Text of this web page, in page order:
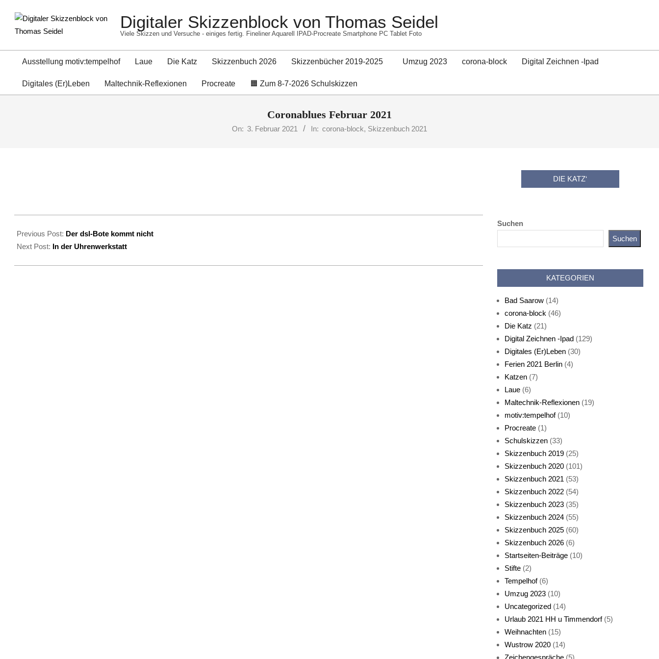
content
Digitaler Skizzenblock von Thomas Seidel
Viele Skizzen und Versuche - einiges fertig. Fineliner Aquarell IPAD-Procreate Smartphone PC Tablet Foto
Ausstellung motiv:tempelhof Laue Die Katz Skizzenbuch 2026 Skizzenbücher 2019-2025 Umzug 2023 corona-block Digital Zeichnen -Ipad
Digitales (Er)Leben Maltechnik-Reflexionen Procreate 🟧 Zum 8-7-2026 Schulskizzen
Coronablues Februar 2021
On: 3. Februar 2021 In: corona-block, Skizzenbuch 2021
02-
03
Previous Post: Der dsl-Bote kommt nicht
Next Post: In der Uhrenwerkstatt
DIE KATZ‘
Live-Cat
Katze sturmerprobt
KatzenFenster
Suchen
Suchen
KATEGORIEN
Bad Saarow(14)
corona-block (46)
Die Katz (21)
Digital Zeichnen -Ipad(129)
Digitales (Er)Leben(30)
Ferien 2021 Berlin(4)
Katzen(7)
Laue(6)
Maltechnik-Reflexionen(19)
motiv:tempelhof(10)
Procreate(1)
Schulskizzen(33)
Skizzenbuch 2019(25)
Skizzenbuch 2020(101)
Skizzenbuch 2021 (53)
Skizzenbuch 2022(54)
Skizzenbuch 2023(35)
Skizzenbuch 2024(55)
Skizzenbuch 2025(60)
Skizzenbuch 2026(6)
Startseiten-Beiträge(10)
Stifte(2)
Tempelhof(6)
Umzug 2023(10)
Uncategorized(14)
Urlaub 2021 HH u Timmendorf(5)
Weihnachten(15)
Wustrow 2020(14)
Zeichengespräche(5)